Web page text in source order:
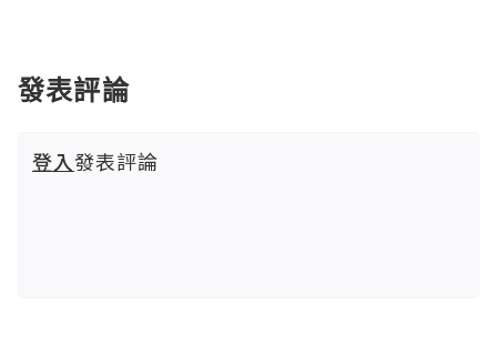
發表評論
登入發表評論